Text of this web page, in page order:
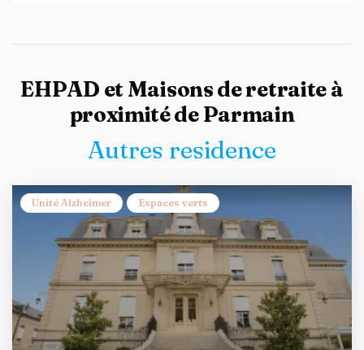
EHPAD et Maisons de retraite à
proximité de Parmain
Autres residence
Unité Alzheimer Espaces verts